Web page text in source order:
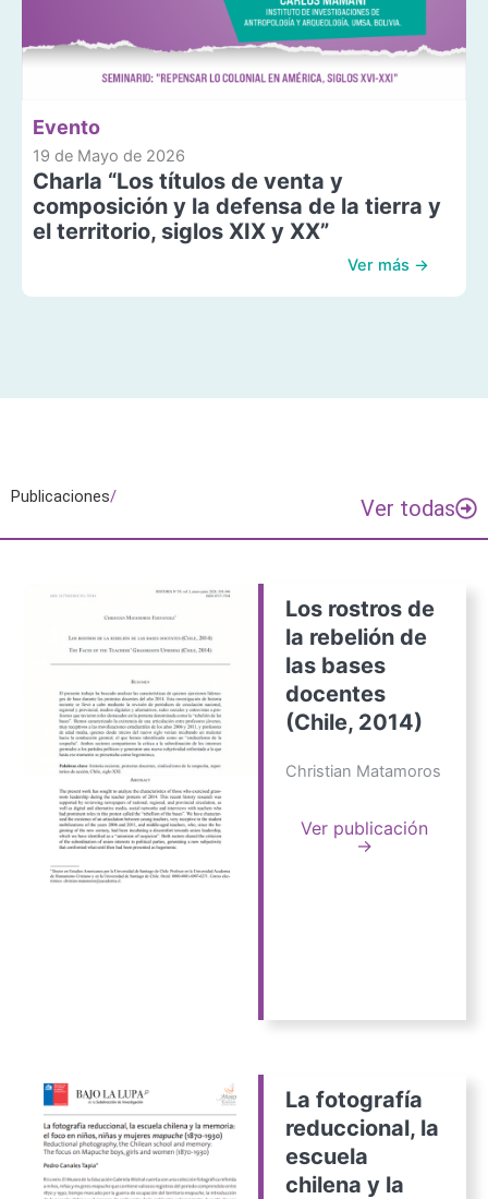
Evento
19 de Mayo de 2026
Charla “Los títulos de venta y
composición y la defensa de la tierra y
el territorio, siglos XIX y XX”
Ver más →
Publicaciones/ Ver todas
Los rostros de
la rebelión de
las bases
docentes
(Chile, 2014)
Christian Matamoros
Ver publicación
→
La fotografía
reduccional, la
escuela
chilena y la